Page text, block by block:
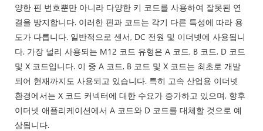
양한 핀 번호뿐만 아니라 다양한 키 코드를 사용하여 잘못된 연
결을 방지합니다. 이러한 핀과 코드는 각기 다른 특성에 따라 용
도가 다릅니다. 일반적으로 센서, DC 전원 및 이더넷에 사용됩니
다. 가장 널리 사용되는 M12 코드 유형은 A 코드, B 코드, D 코드
및 X 코드입니다. 이 중 A 코드, B 코드 및 X 코드는 최초로 개발
되어 현재까지도 사용되고 있습니다. 특히 고속 산업용 이더넷
환경에서는 X 코드 커넥터에 대한 수요가 증가하고 있으며, 향후
이더넷 애플리케이션에서 A 코드와 D 코드를 대체할 것으로 예
상됩니다.